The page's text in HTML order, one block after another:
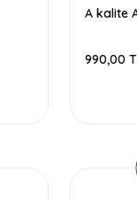
A kalite
990,00